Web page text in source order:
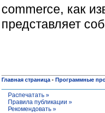
commerce, как
представляет
Главная страница - Программные
Распечатать »
Правила публикации »
Рекомендовать »